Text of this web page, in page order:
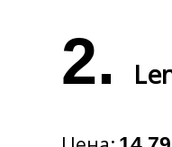
2.